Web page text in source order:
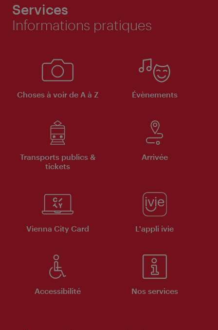
Services
Informations pratiques
Choses à voir de A à Z Évènements
Transports publics &
tickets
Arrivée
Vienna City Card L'appli ivie
Accessibilité Nos services